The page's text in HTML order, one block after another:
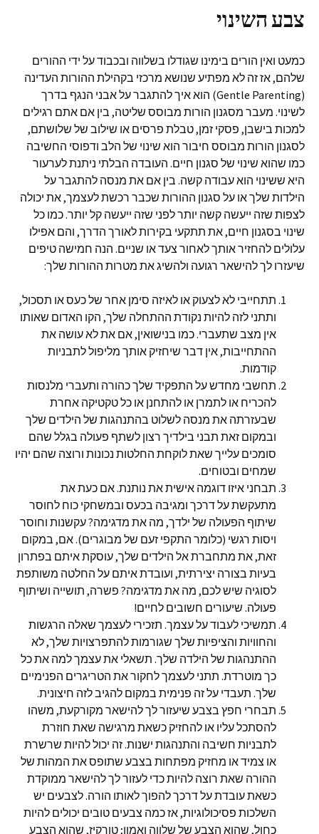
צבע השינוי
כמעט ואין הורים בימינו שגודלו בשלווה ובכבוד על ידי ההורים
שלהם, אז זה לא מפתיע שנושא מרכזי בקהילת ההורות העדינה
(Gentle Parenting) הוא איך להתגבר על אבני הנגף בדרך
לשינוי. מעבר מסגנון הורות מבוסס שליטה, בין אם אתם רגילים
למכות בישבן, פסקי זמן, טבלת פרסים או שילוב של שלושתם,
לסגנון הורות מבוסס חיבור הוא שינוי של הלב ודפוסי החשיבה
כמו שהוא שינוי של סגנון חיים. העובדה הבלתי ניתנת לערעור
היא ששינוי הוא עבודה קשה. בין אם את מנסה להתגבר על
הילדות שלך או על סגנון ההורות שכבר רכשת לעצמך, את יכולה
לצפות שזה ייעשה קשה יותר לפני שזה ייעשה קל יותר. כמו כל
שינוי בסגנון חיים, את תתקעי בקירות לאורך הדרך, והם אפילו
עלולים להחזיר אותך לאחור צעד או שניים. הנה חמישה טיפים
שיעזרו לך להישאר רגועה ולהשיג את מטרות ההורות שלך:
תתחייבי לא לצעוק או לאיזה סימן אחר של כעס או תסכול,
ותתני לזה להיות נקודת ההתחלה שלך, הקו האדום שאותו
אין מצב שתעברי. כמו בנישואין, אם את לא עושה את
ההתחייבות, אין דבר שיחזיק אותך מליפול לתבניות
קודמות.
תחשבי מחדש על התפקיד שלך כהורה ותעברי מלנסות
להכריח או לתמרן או להתחנן או כל טקטיקה אחרת
שבעזרתה את מנסה לשלוט בהתנהגות של הילדים שלך
ובמקום זאת תבני בילדיך רצון לשתף פעולה בגלל שהם
סומכים עלייך שאת לוקחת החלטות נכונות ורוצה שהם יהיו
שמחים ובטוחים.
תבחני איזו דוגמה אישית את נותנת. אם כעת את
מתעקשת על דרכך ומגיבה בכעס ובמשחקי כוח לחוסר
שיתוף הפעולה של ילדך, מה את מדגימה? עקשנות וחוסר
ויסות רגשי (כלומר התקפי זעם של מבוגרים). אם, במקום
זאת, את מתחברת אל הילדים שלך, עוסקת איתם בפתרון
בעיות בצורה יצירתית, ועובדת איתם על החלטה משותפת
לסוגיה שיש לכם, מה את מדגימה? פשרה, תושייה ושיתוף
פעולה. שיעורים חשובים לחיים!
תמשיכי לעבוד על עצמך. תזכירי לעצמך שאלה הרגשות
והחוויות והציפיות שלך שגורמות להתפרצויות שלך, לא
ההתנהגות של הילדה שלך. תשאלי את עצמך למה את כל
כך מוטרדת. תתני לעצמך לחקור את הטריגרים הפנימיים
שלך. תעבדי על זה פנימית במקום להגיב לזה חיצונית.
תבחרי חפץ בצבע שיעזור לך להישאר מקורקעת, משהו
להסתכל עליו או להחזיק כשאת מרגישה שאת חוזרת
לתבניות חשיבה והתנהגות ישנות. זה יכול להיות שרשרת
או צמיד או מחזיק מפתחות בצבע שתופס את המהות של
ההורה שאת רוצה להיות כדי לעזור לך להישאר ממוקדת
כשאת עובדת על דרכך להפוך לאותו הורה. לצבעים יש
השלכות פסיכולוגיות, אז כמה צבעים טובים יכולים להיות
כחול, שהוא הצבע של שלווה ואמון; טורקיז, שהוא הצבע